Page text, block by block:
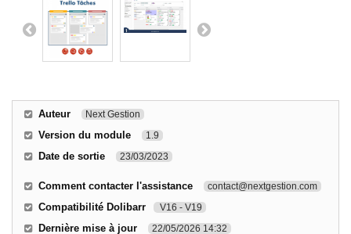
Auteur Next Gestion
Version du module 1.9
Date de sortie 23/03/2023
Comment contacter l'assistance contact@nextgestion.com
Compatibilité Dolibarr V16 - V19
Dernière mise à jour 22/05/2026 14:32